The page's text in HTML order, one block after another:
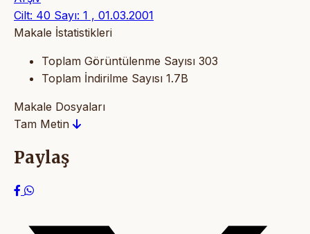
Cilt: 40 Sayı: 1 , 01.03.2001
Makale İstatistikleri
Toplam Görüntülenme Sayısı 303
Toplam İndirilme Sayısı 1.7B
Makale Dosyaları
Tam Metin
Paylaş